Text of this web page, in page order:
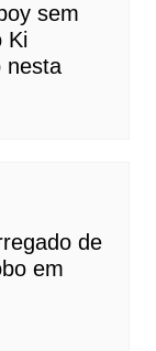
sem
Ki
nesta
de
em